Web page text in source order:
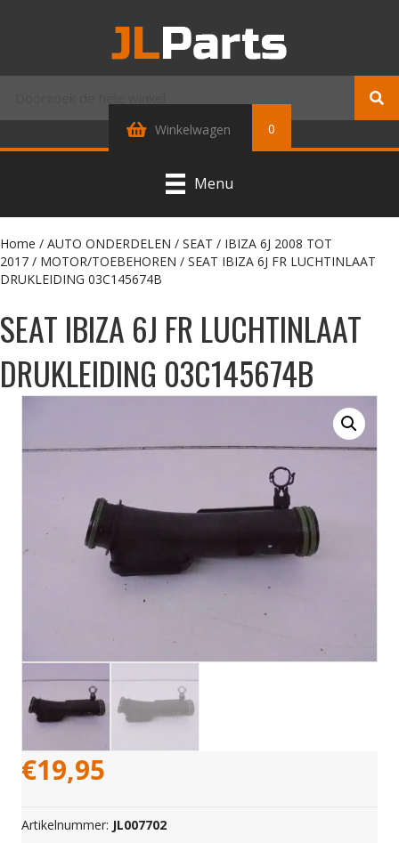
Winkelwagen 0
Menu
Home / AUTO ONDERDELEN / SEAT / IBIZA 6J 2008 TOT
2017 / MOTOR/TOEBEHOREN / SEAT IBIZA 6J FR LUCHTINLAAT
DRUKLEIDING 03C145674B
SEAT IBIZA 6J FR LUCHTINLAAT
DRUKLEIDING 03C145674B
€19,95
Artikelnummer: JL007702